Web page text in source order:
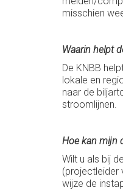
misschien
Waarin helpt
De KNBB
lokale en
naar de
stroomlijnen.
Hoe kan mijn
Wilt u als bij
(projectleider
wijze de